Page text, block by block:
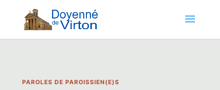
PAROLES DE PAROISSIEN(E)S